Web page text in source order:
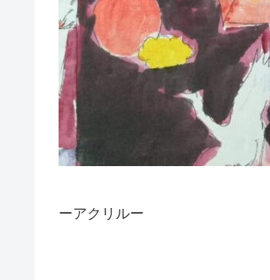
ーアクリルー